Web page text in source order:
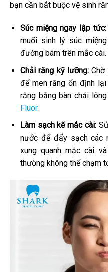
bạn cần bắt buộc vệ sinh
Súc miệng ngay lập tức:
muối sinh lý súc
đường bám trên mắc cài.
Chải răng kỹ lưỡng: Chờ
để men răng ổn định
răng bằng bàn chải
Fluor.
Làm sạch kẽ mắc cài:Sử
nước để đẩy sạch các
xung quanh mắc cài
thường không thể chạm